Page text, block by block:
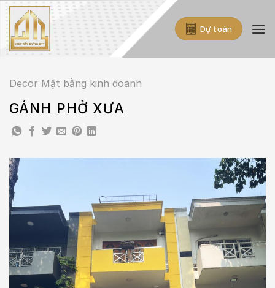
Skip
to
content
Dự toán
Decor Mặt bằng kinh doanh
GÁNH PHỞ XƯA